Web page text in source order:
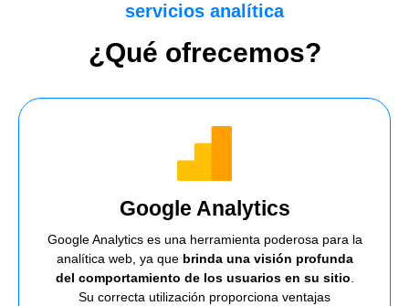
servicios analítica
¿Qué ofrecemos?
Google Analytics
Google Analytics es una herramienta poderosa para la
analítica web, ya que brinda una visión profunda
del comportamiento de los usuarios en su sitio.
Su correcta utilización proporciona ventajas